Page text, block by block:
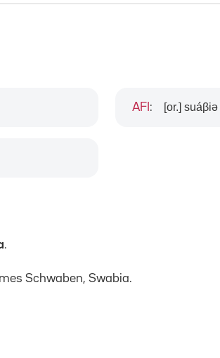
AFI : [or.] suáβiə
.
Schwaben, Swabia.